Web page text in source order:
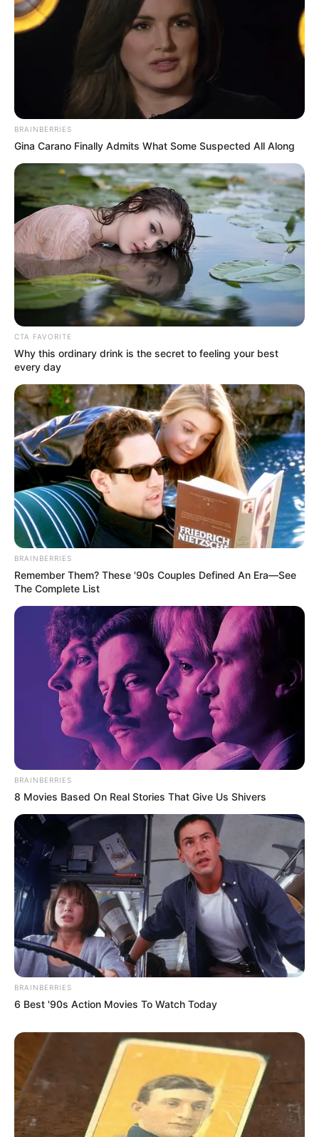
LIHAT ARTIKEL LAINNYA
Laras Kinanda Nyimas Ratu Rafa
Shenina Cinnamon Megan Domani
Beby Tsabina
TULIS KOMENTAR
Alamat email Anda tidak akan dipublikasikan. Ruas yang wajib ditandai
BRAINBERRIES
Gina Carano Finally Admits What Some Suspected All Along
CTA FAVORITE
Why this ordinary drink is the secret to feeling your best
every day
BRAINBERRIES
Remember Them? These '90s Couples Defined An Era—See
The Complete List
BRAINBERRIES
8 Movies Based On Real Stories That Give Us Shivers
BRAINBERRIES
6 Best '90s Action Movies To Watch Today